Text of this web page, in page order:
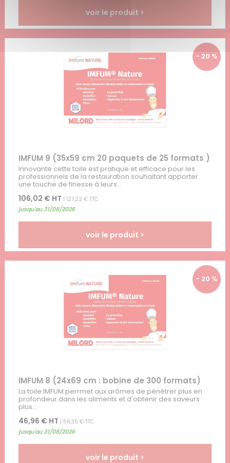
voir le produit >
- 20 %
IMFUM 9 (35x59 cm 20 paquets de 25 formats )
Innovante cette toile est pratique et efficace pour les
professionnels de la restauration souhaitant apporter
une touche de finesse à leurs...
106,02 € HT | 127,22 € TTC
jusqu'au 31/08/2026
voir le produit >
- 20 %
IMFUM 8 (24x69 cm : bobine de 300 formats)
La toile IMFUM perrmet aux arômes de pénétrer plus en
profondeur dans les aliments et d'obtenir des saveurs
plus...
46,96 € HT | 56,35 € TTC
jusqu'au 31/08/2026
voir le produit >